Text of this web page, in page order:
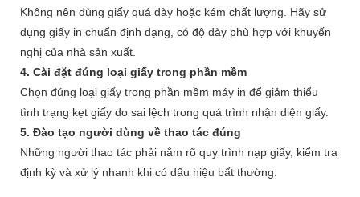
Không nên dùng giấy quá dày hoặc kém chất lượng. Hãy sử
dụng giấy in chuẩn định dạng, có độ dày phù hợp với khuyến
nghị của nhà sản xuất.
4. Cài đặt đúng loại giấy trong phần mềm
Chọn đúng loại giấy trong phần mềm máy in để giảm thiểu
tình trạng kẹt giấy do sai lệch trong quá trình nhận diện giấy.
5. Đào tạo người dùng về thao tác đúng
Những người thao tác phải nắm rõ quy trình nạp giấy, kiểm tra
định kỳ và xử lý nhanh khi có dấu hiệu bất thường.